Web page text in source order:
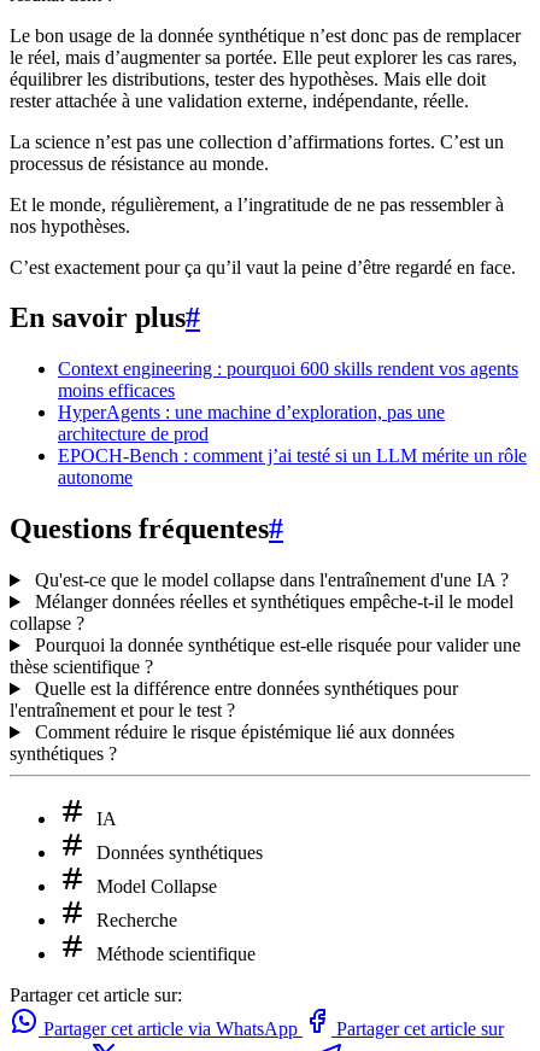
Le bon usage de la donnée synthétique n’est donc pas de remplacer
le réel, mais d’augmenter sa portée. Elle peut explorer les cas rares,
équilibrer les distributions, tester des hypothèses. Mais elle doit
rester attachée à une validation externe, indépendante, réelle.
La science n’est pas une collection d’affirmations fortes. C’est un
processus de résistance au monde.
Et le monde, régulièrement, a l’ingratitude de ne pas ressembler à
nos hypothèses.
C’est exactement pour ça qu’il vaut la peine d’être regardé en face.
En savoir plus#
Context engineering : pourquoi 600 skills rendent vos agents
moins efficaces
HyperAgents : une machine d’exploration, pas une
architecture de prod
EPOCH-Bench : comment j’ai testé si un LLM mérite un rôle
autonome
Questions fréquentes#
Qu'est-ce que le model collapse dans l'entraînement d'une IA ?
Mélanger données réelles et synthétiques empêche-t-il le model
collapse ?
Pourquoi la donnée synthétique est-elle risquée pour valider une
thèse scientifique ?
Quelle est la différence entre données synthétiques pour
l'entraînement et pour le test ?
Comment réduire le risque épistémique lié aux données
synthétiques ?
IA
Données synthétiques
Model Collapse
Recherche
Méthode scientifique
Partager cet article sur:
Partager cet article via WhatsApp
Partager cet article sur